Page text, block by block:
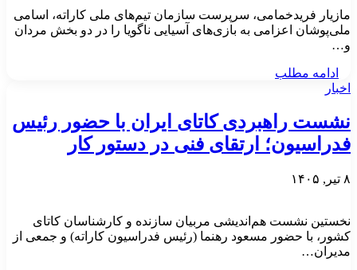
مازیار فریدخمامی، سرپرست سازمان تیم‌های ملی کاراته، اسامی
ملی‌پوشان اعزامی به بازی‌های آسیایی ناگویا را در دو بخش مردان
و…
ادامه مطلب
اخبار
نشست راهبردی کاتای ایران با حضور رئیس
فدراسیون؛ ارتقای فنی در دستور کار
۸ تیر, ۱۴۰۵
نخستین نشست هم‌اندیشی مربیان سازنده و کارشناسان کاتای
کشور، با حضور مسعود رهنما (رئیس فدراسیون کاراته) و جمعی از
مدیران…